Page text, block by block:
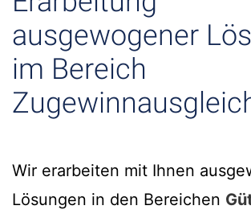
ausgewogener
im Bereich
Wir erarbeiten mit Ihnen
Lösungen in den Bereichen